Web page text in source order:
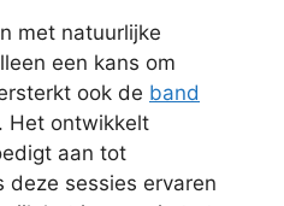
met natuurlijke
een kans om
ook de band
Het ontwikkelt
aan tot
deze sessies ervaren